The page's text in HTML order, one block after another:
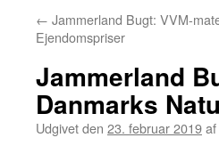
← Jammerland Bugt: VVM-
Ejendomspriser
Jammerland
Danmarks
Udgivet den 23. februar 2019af